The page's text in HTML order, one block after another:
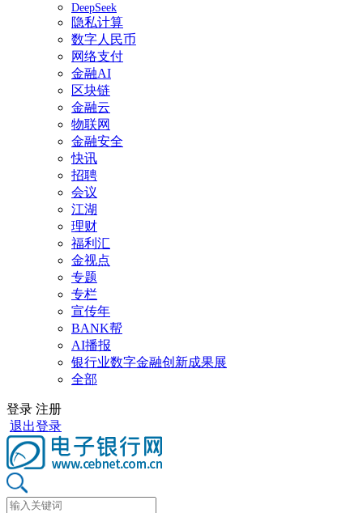
DeepSeek
隐私计算
数字人民币
网络支付
金融AI
区块链
金融云
物联网
金融安全
快讯
招聘
会议
江湖
理财
福利汇
金视点
专题
专栏
宣传年
BANK帮
AI播报
银行业数字金融创新成果展
全部
登录 注册
退出登录